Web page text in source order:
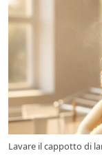
Lavare il cappotto di